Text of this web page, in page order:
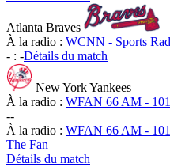
Atlanta Braves
À la radio : WCNN - Sports
- : -Détails du match
New York Yankees
À la radio : WFAN 66 AM -
--
À la radio : WFAN 66 AM -
The Fan
Détails du match